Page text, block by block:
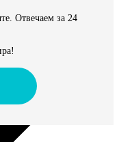
Отвечаем за 24